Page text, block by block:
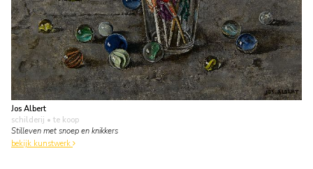
Jos Albert
schilderij • te koop
Stilleven met snoep en knikkers
bekijk kunstwerk